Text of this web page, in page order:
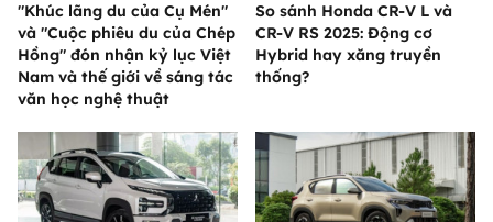
"Khúc lãng du của Cụ Mén"
và "Cuộc phiêu du của Chép
Hồng" đón nhận kỷ lục Việt
Nam và thế giới về sáng tác
văn học nghệ thuật
So sánh Honda CR-V L và
CR-V RS 2025: Động cơ
Hybrid hay xăng truyền
thống?